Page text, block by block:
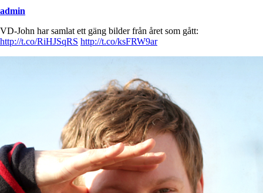
admin
VD-John har samlat ett gäng bilder från året som gått:
http://t.co/RiHJSqRS http://t.co/ksFRW9ar